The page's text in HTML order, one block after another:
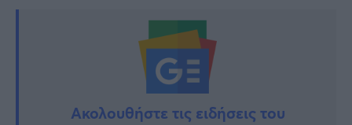
Ακολουθήστε τις ειδήσεις του